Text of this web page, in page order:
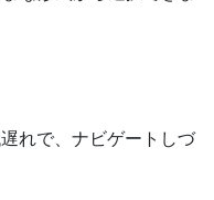
れで、ナビゲートしづ